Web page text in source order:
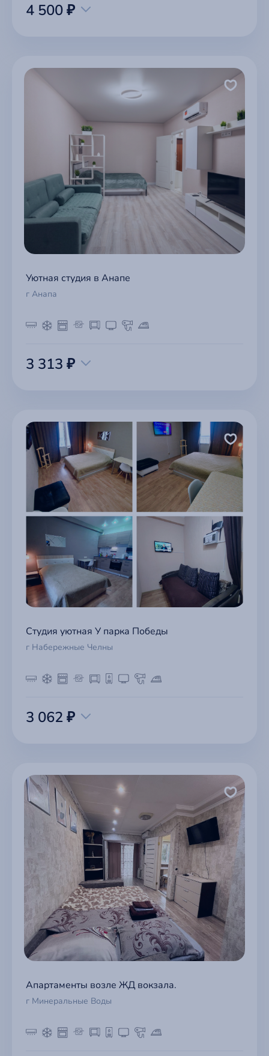
4 500 ₽
Уютная студия в Анапе
г Анапа
3 313 ₽
Студия уютная У парка Победы
г Набережные Челны
3 062 ₽
Апартаменты возле ЖД вокзала.
г Минеральные Воды